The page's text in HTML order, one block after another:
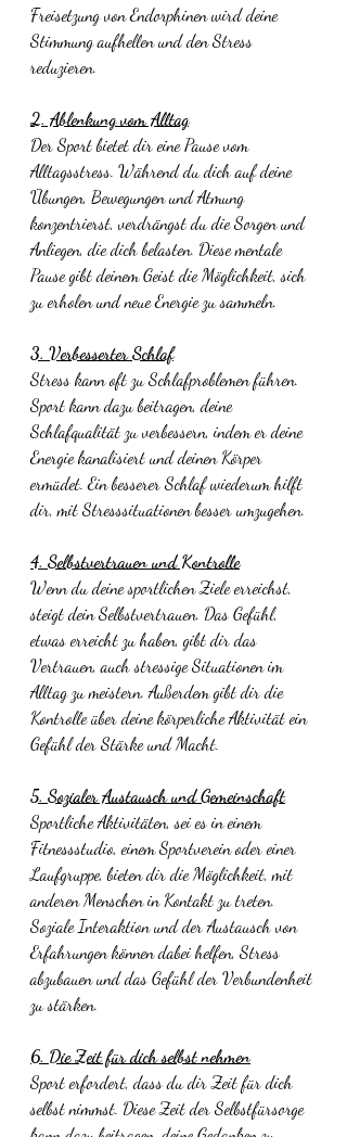
Freisetzung von Endorphinen wird deine
Stimmung aufhellen und den Stress
reduzieren.
2. Ablenkung vom Alltag
Der Sport bietet dir eine Pause vom
Alltagsstress. Während du dich auf deine
Übungen, Bewegungen und Atmung
konzentrierst, verdrängst du die Sorgen und
Anliegen, die dich belasten. Diese mentale
Pause gibt deinem Geist die Möglichkeit, sich
zu erholen und neue Energie zu sammeln.
3. Verbesserter Schlaf
Stress kann oft zu Schlafproblemen führen.
Sport kann dazu beitragen, deine
Schlafqualität zu verbessern, indem er deine
Energie kanalisiert und deinen Körper
ermüdet. Ein besserer Schlaf wiederum hilft
dir, mit Stresssituationen besser umzugehen.
4. Selbstvertrauen und Kontrolle
Wenn du deine sportlichen Ziele erreichst,
steigt dein Selbstvertrauen. Das Gefühl,
etwas erreicht zu haben, gibt dir das
Vertrauen, auch stressige Situationen im
Alltag zu meistern. Außerdem gibt dir die
Kontrolle über deine körperliche Aktivität ein
Gefühl der Stärke und Macht.
5. Sozialer Austausch und Gemeinschaft
Sportliche Aktivitäten, sei es in einem
Fitnessstudio, einem Sportverein oder einer
Laufgruppe, bieten dir die Möglichkeit, mit
anderen Menschen in Kontakt zu treten.
Soziale Interaktion und der Austausch von
Erfahrungen können dabei helfen, Stress
abzubauen und das Gefühl der Verbundenheit
zu stärken.
6. Die Zeit für dich selbst nehmen
Sport erfordert, dass du dir Zeit für dich
selbst nimmst. Diese Zeit der Selbstfürsorge